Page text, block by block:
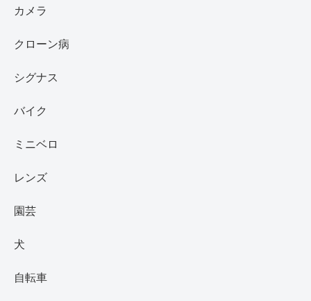
カメラ
クローン病
シグナス
バイク
ミニベロ
レンズ
園芸
犬
自転車